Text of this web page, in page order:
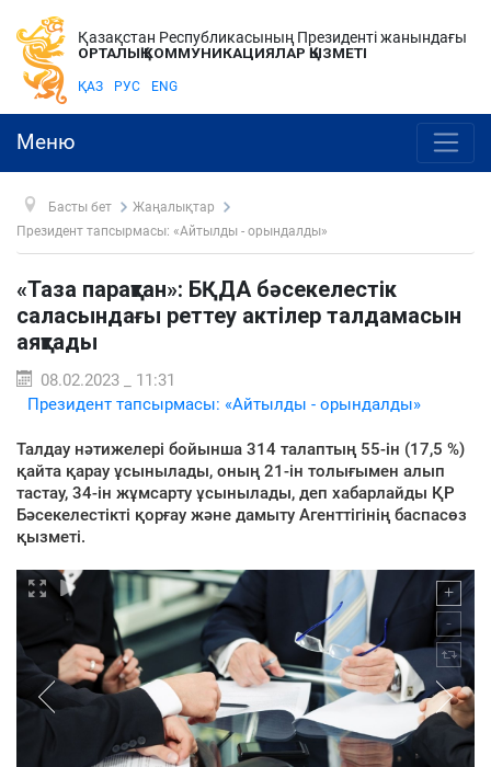
Қазақстан Республикасының Президенті жанындағы
ОРТАЛЫҚ КОММУНИКАЦИЯЛАР ҚЫЗМЕТІ
ҚАЗ РУС ENG
Меню
Басты бет
Жаңалықтар
Президент тапсырмасы: «Айтылды - орындалды»
«Таза парақтан»: БҚДА бәсекелестік
саласындағы реттеу актілер талдамасын
аяқтады
08.02.2023 _ 11:31
Президент тапсырмасы: «Айтылды - орындалды»
Талдау нәтижелері бойынша 314 талаптың 55-ін (17,5 %)
қайта қарау ұсынылады, оның 21-ін толығымен алып
тастау, 34-ін жұмсарту ұсынылады, деп хабарлайды ҚР
Бәсекелестікті қорғау және дамыту Агенттігінің баспасөз
қызметі.